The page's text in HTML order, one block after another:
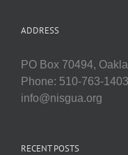
ADDRESS
PO Box 70494,
Phone: 510-763-1403
info@nisgua.org
RECENT POSTS